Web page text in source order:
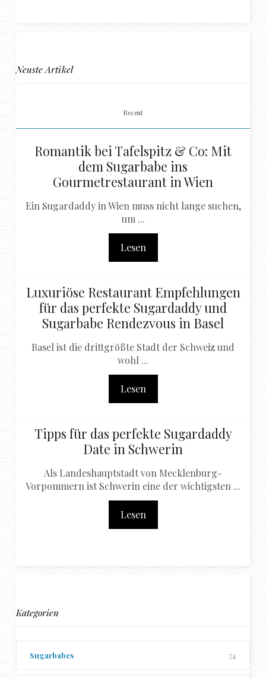
Neuste Artikel
Recent
Romantik bei Tafelspitz & Co: Mit
dem Sugarbabe ins
Gourmetrestaurant in Wien
Ein Sugardaddy in Wien muss nicht lange suchen,
um ...
Lesen
Luxuriöse Restaurant Empfehlungen
für das perfekte Sugardaddy und
Sugarbabe Rendezvous in Basel
Basel ist die drittgrößte Stadt der Schweiz und
wohl ...
Lesen
Tipps für das perfekte Sugardaddy
Date in Schwerin
Als Landeshauptstadt von Mecklenburg-
Vorpommern ist Schwerin eine der wichtigsten ...
Lesen
Kategorien
Sugarbabes 74